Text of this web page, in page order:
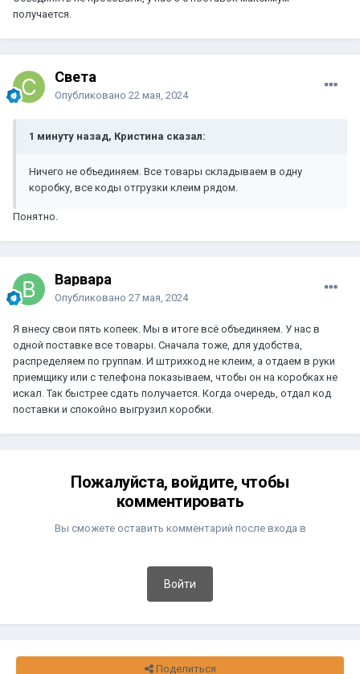
получается.
Света
Опубликовано 22 мая, 2024
1 минуту назад, Кристина сказал:
Ничего не объединяем. Все товары складываем в одну
коробку, все коды отгрузки клеим рядом.
Понятно.
Варвара
Опубликовано 27 мая, 2024
Я внесу свои пять копеек. Мы в итоге всё объединяем. У нас в
одной поставке все товары. Сначала тоже, для удобства,
распределяем по группам. И штрихкод не клеим, а отдаем в руки
приемщику или с телефона показываем, чтобы он на коробках не
искал. Так быстрее сдать получается. Когда очередь, отдал код
поставки и спокойно выгрузил коробки.
Пожалуйста, войдите, чтобы
комментировать
Вы сможете оставить комментарий после входа в
Войти
Поделиться